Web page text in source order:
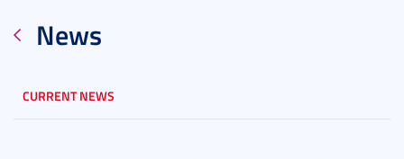
News
CURRENT NEWS